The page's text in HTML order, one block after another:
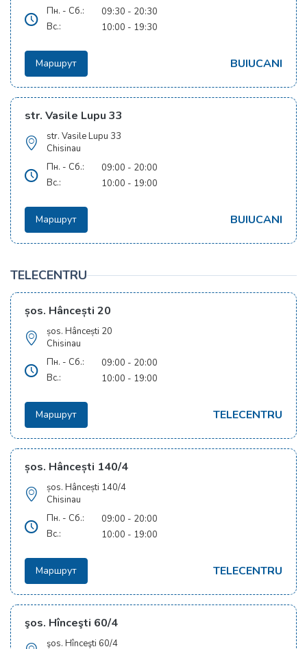
Пн. - Сб.:
09:30 - 20:30
Вс.:
10:00 - 19:30
BUIUCANI
Маршрут
str. Vasile Lupu 33
str. Vasile Lupu 33
Chisinau
Пн. - Сб.:
09:00 - 20:00
Вс.:
10:00 - 19:00
BUIUCANI
Маршрут
TELECENTRU
șos. Hâncești 20
șos. Hâncești 20
Chisinau
Пн. - Сб.:
09:00 - 20:00
Вс.:
10:00 - 19:00
TELECENTRU
Маршрут
șos. Hâncești 140/4
șos. Hâncești 140/4
Chisinau
Пн. - Сб.:
09:00 - 20:00
Вс.:
10:00 - 19:00
TELECENTRU
Маршрут
şos. Hînceşti 60/4
şos. Hînceşti 60/4